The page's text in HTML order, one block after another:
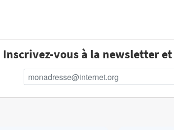
Inscrivez-vous à la newsletter